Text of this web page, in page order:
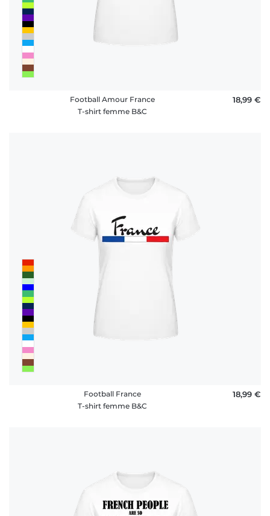
Football Amour France
T-shirt femme B&C
18,99 €
Football France
T-shirt femme B&C
18,99 €